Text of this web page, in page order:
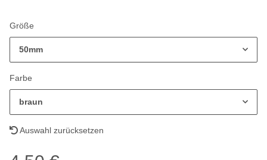
Größe
50mm
Farbe
braun
Auswahl zurücksetzen